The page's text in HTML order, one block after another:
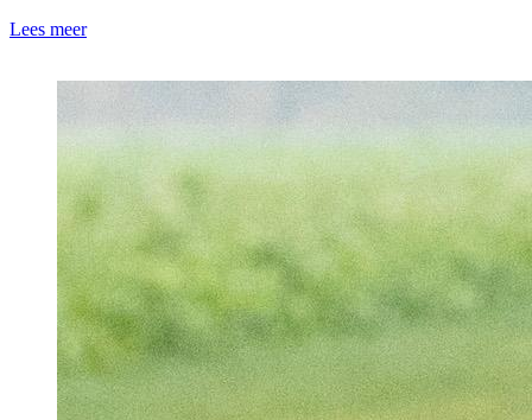
Lees meer